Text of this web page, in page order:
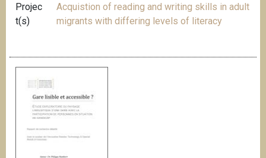
Projec
t(s)
Acquistion of reading and writing skills in adult
migrants with differing levels of literacy